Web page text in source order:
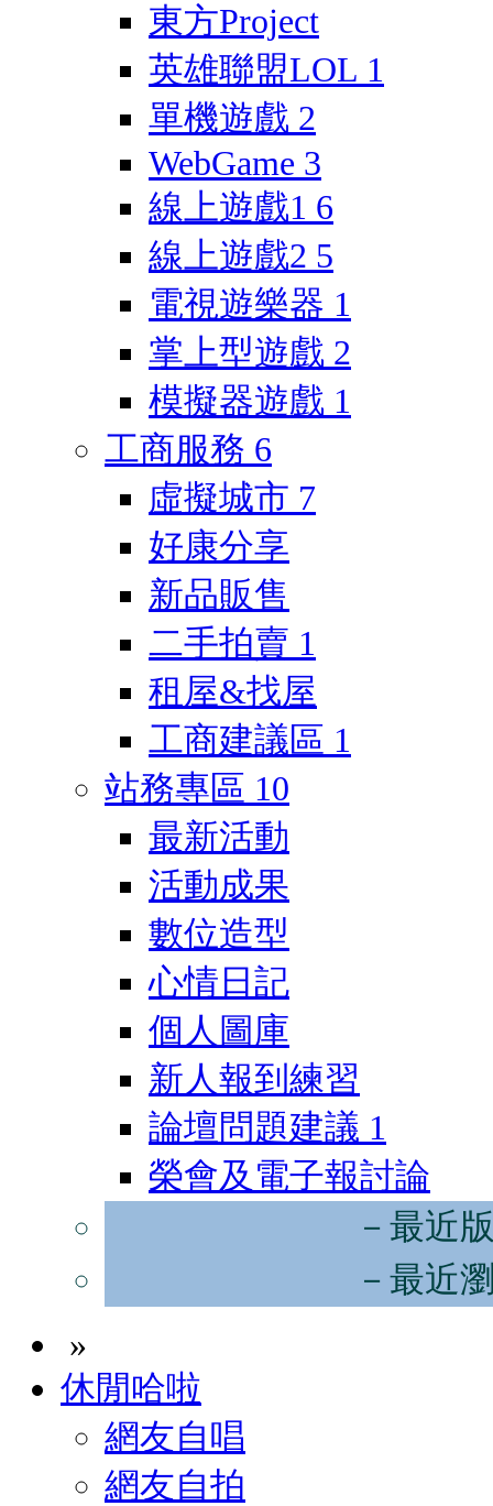
東方Project
英雄聯盟LOL 1
單機遊戲 2
WebGame 3
線上遊戲1 6
線上遊戲2 5
電視遊樂器 1
掌上型遊戲 2
模擬器遊戲 1
工商服務 6
虛擬城市 7
好康分享
新品販售
二手拍賣 1
租屋&找屋
工商建議區 1
站務專區 10
最新活動
活動成果
數位造型
心情日記
個人圖庫
新人報到練習
論壇問題建議 1
榮會及電子報討論
－最近
－最近
»
休閒哈啦
網友自唱
網友自拍